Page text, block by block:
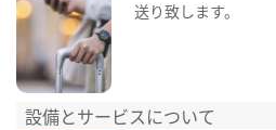
送り致します。
設備とサービスについて